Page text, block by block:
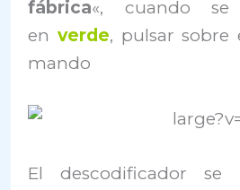
fábrica«, cuando se
en verde, pulsar sobre
mando
El descodificador se